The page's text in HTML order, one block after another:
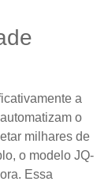
a
o
milhares de
o modelo JQ-
Essa